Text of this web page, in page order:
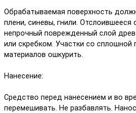
Обрабатываемая поверхность
плени, синевы, гнили. Отслоившееся
непрочный поврежденный слой
или скребком. Участки со сплошной
материалов ошкурить.
Нанесение:
Средство перед нанесением и во
перемешивать. Не разбавлять.